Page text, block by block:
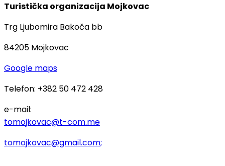
Turistička organizacija Mojkovac
Trg Ljubomira Bakoča bb
84205 Mojkovac
Google maps
Telefon: +382 50 472 428
e-mail:
tomojkovac@t-com.me
tomojkovac@gmail.com;